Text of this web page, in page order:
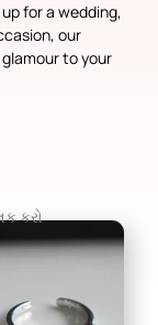
for a wedding,
our
to your
કરો